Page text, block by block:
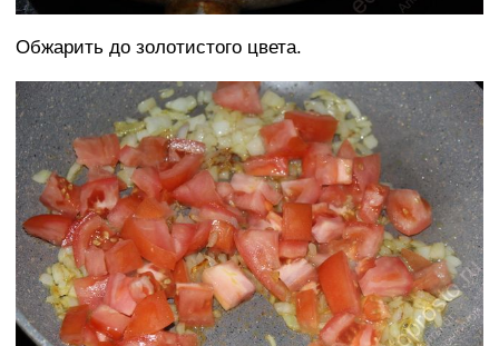
Обжарить до золотистого цвета.